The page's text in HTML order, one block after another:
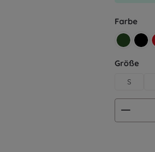
Farbe
retro grün
Größe
S